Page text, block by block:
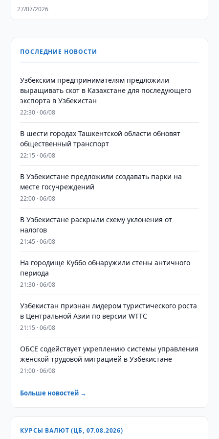
27/07/2026
ПОСЛЕДНИЕ НОВОСТИ
Узбекским предпринимателям предложили
выращивать скот в Казахстане для последующего
экспорта в Узбекистан
22:30 · 06/08
В шести городах Ташкентской области обновят
общественный транспорт
22:15 · 06/08
В Узбекистане предложили создавать парки на
месте госучреждений
22:00 · 06/08
В Узбекистане раскрыли схему уклонения от
налогов
21:45 · 06/08
На городище Куббо обнаружили стены античного
периода
21:30 · 06/08
Узбекистан признан лидером туристического роста
в Центральной Азии по версии WTTC
21:15 · 06/08
ОБСЕ содействует укреплению системы управления
женской трудовой миграцией в Узбекистане
21:00 · 06/08
Больше новостей →
КУРСЫ ВАЛЮТ (ЦБ, 07.08.2026)